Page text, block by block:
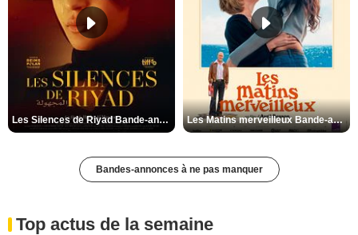
Les Silences de Riyad Bande-annonce VO STFR Les Matins merveilleux Bande-annonce VF
Bandes-annonces à ne pas manquer
Top actus de la semaine